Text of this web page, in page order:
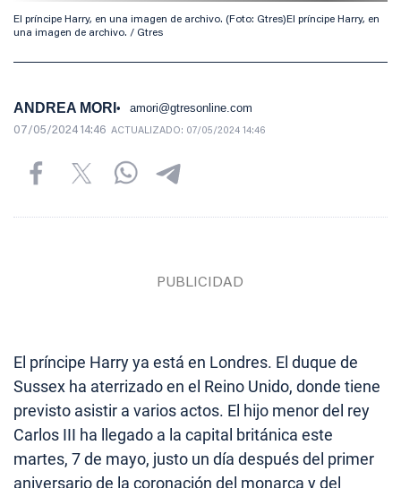
El príncipe Harry, en una imagen de archivo. (Foto: Gtres)El príncipe Harry, en
una imagen de archivo. / Gtres
ANDREA MORI amori@gtresonline.com
07/05/2024 14:46 ACTUALIZADO: 07/05/2024 14:46
El príncipe Harry ya está en Londres. El duque de
Sussex ha aterrizado en el Reino Unido, donde tiene
previsto asistir a varios actos. El hijo menor del rey
Carlos III ha llegado a la capital británica este
martes, 7 de mayo, justo un día después del primer
aniversario de la coronación del monarca y del